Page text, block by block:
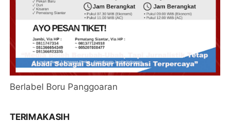
Berlabel Boru Panggoaran
TERIMAKASIH